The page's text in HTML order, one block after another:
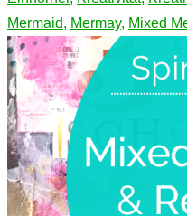
Mermaid, Mermay, Mixed